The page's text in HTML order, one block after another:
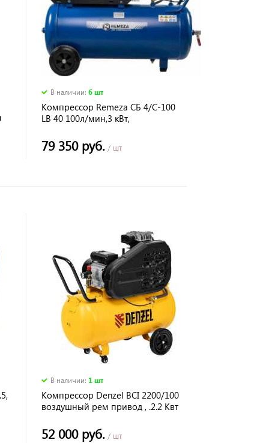
В наличии:6 шт
Компрессор Remeza СБ 4/С-100
LB 40 100л/мин,3 кВт,
79 350 руб. / шт
В наличии: 1 шт
Компрессор Denzel BCI 2200/100
воздушный рем привод , .2.2 Квт
52 000 руб. / шт